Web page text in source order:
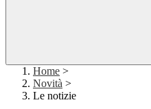
Home >
Novità >
Le notizie